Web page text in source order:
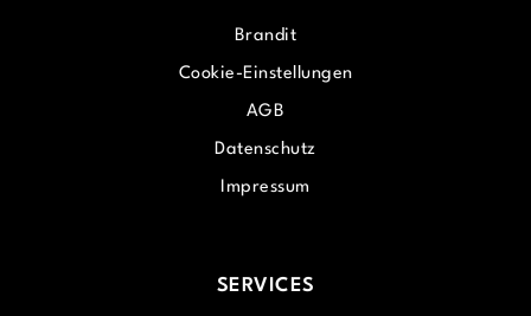
Brandit
Cookie-Einstellungen
AGB
Datenschutz
Impressum
SERVICES